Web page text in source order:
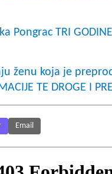
TRI GODINE
ženu koja je
TE DROGE I
Email